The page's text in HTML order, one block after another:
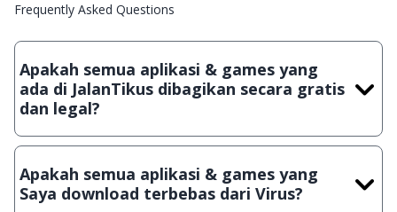
Frequently Asked Questions
Apakah semua aplikasi & games yang
ada di JalanTikus dibagikan secara gratis
dan legal?
Ya, JalanTikus hanya membagikan aplikasi & games yang
crack, patch atau semacamnya.
Apakah semua aplikasi & games yang
Saya download terbebas dari Virus?